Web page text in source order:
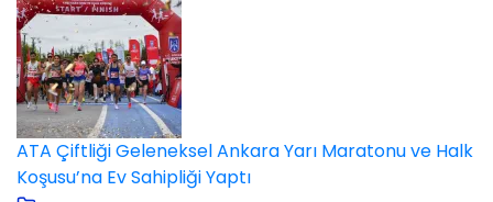
ATA Çiftliği Geleneksel Ankara Yarı Maratonu ve Halk
Koşusu’na Ev Sahipliği Yaptı